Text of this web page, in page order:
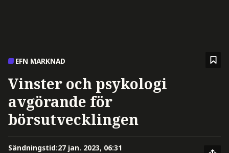
EFN MARKNAD
Vinster och psykologi
avgörande för
börsutvecklingen
Sändningstid:27 jan. 2023, 06:31